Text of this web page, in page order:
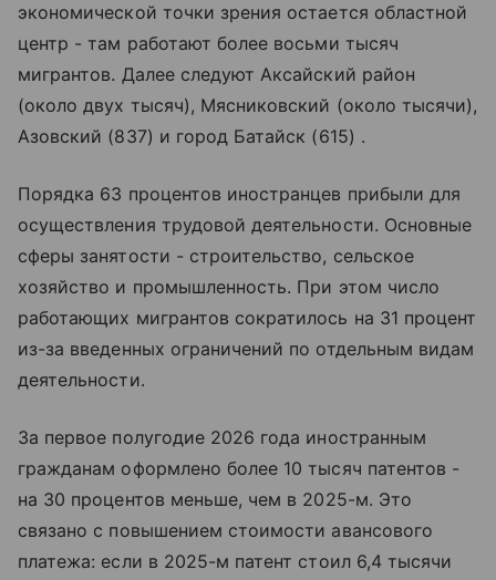
экономической точки зрения остается областной
центр - там работают более восьми тысяч
мигрантов. Далее следуют Аксайский район
(около двух тысяч), Мясниковский (около тысячи),
Азовский (837) и город Батайск (615) .
Порядка 63 процентов иностранцев прибыли для
осуществления трудовой деятельности. Основные
сферы занятости - строительство, сельское
хозяйство и промышленность. При этом число
работающих мигрантов сократилось на 31 процент
из-за введенных ограничений по отдельным видам
деятельности.
За первое полугодие 2026 года иностранным
гражданам оформлено более 10 тысяч патентов -
на 30 процентов меньше, чем в 2025-м. Это
связано с повышением стоимости авансового
платежа: если в 2025-м патент стоил 6,4 тысячи